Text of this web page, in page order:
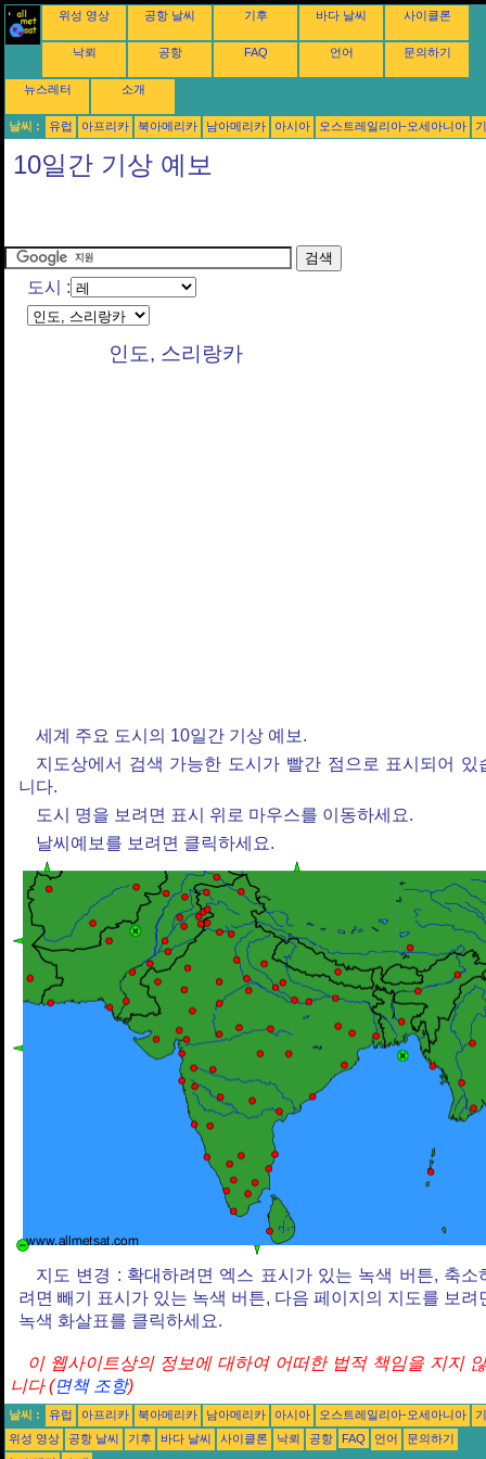
위성 영상 공항 날씨 기후 바다 날씨 사이클론
낙뢰 공항 FAQ 언어 문의하기
뉴스레터 소개
날씨 : 유럽 아프리카 북아메리카 남아메리카 아시아 오스트레일리아-오세아니아
10일간 기상 예보
도시 :
인도, 스리랑카
세계 주요 도시의 10일간 기상 예보.
지도상에서 검색 가능한 도시가 빨간 점으로 표시되어 있
니다.
도시 명을 보려면 표시 위로 마우스를 이동하세요.
날씨예보를 보려면 클릭하세요.
지도 변경 : 확대하려면 엑스 표시가 있는 녹색 버튼, 축소
려면 빼기 표시가 있는 녹색 버튼, 다음 페이지의 지도를 보려
녹색 화살표를 클릭하세요.
이 웹사이트상의 정보에 대하여 어떠한 법적 책임을 지지
니다 (면책 조항)
날씨 : 유럽 아프리카 북아메리카 남아메리카 아시아 오스트레일리아-오세아니아
위성 영상
공항 날씨 기후 바다 날씨 사이클론 낙뢰 공항 FAQ 언어
문의하기